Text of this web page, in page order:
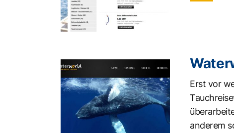
Erst vor
anderem